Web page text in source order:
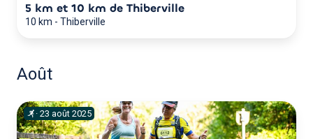
5 km et 10 km de Thiberville
10 km - Thiberville
Août
· 23 août 2025